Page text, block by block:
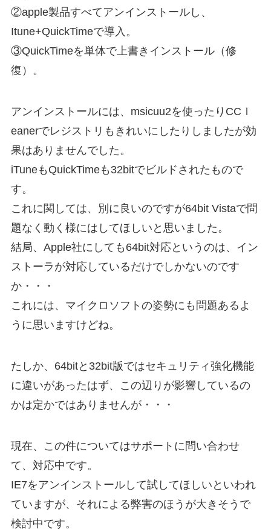
②apple製品すべてアンインストールし、
Itune+QuickTimeで導入。
③QuickTimeを単体で上書きインストール（修
復）。
アンインストールには、msicuu2を使ったりCCｌ
eanerでレジストリもきれいにしたりしましたが効
果はありませんでした。
iTuneもQuickTimeも32bitでビルドされたもので
す。
これに関しては、別に良いのですが64bit Vistaで問
題なく動く様にはしてほしいと思いました。
結局、Apple社にしても64bit対応というのは、イン
ストーラが対応しているだけでしかないのです
か・・・
これには、マイクロソフトの姿勢にも問題あるよ
うに思いますけどね。
たしか、64bitと32bit版ではセキュリティ強化機能
に違いがあったはず、この辺りが影響しているの
かは定かではありませんが・・・
現在、この件についてはサポートに問い合わせ
て、対応中です。
IE7をアンインストールして試してほしいといわれ
ていますが、それによる弊害のほうが大きそうで
検討中です。